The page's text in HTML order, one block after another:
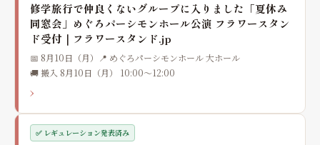
修学旅行で仲良くないグループに入りました「夏休み
同窓会」めぐろパーシモンホール公演 フラワースタン
ド受付｜フラワースタンド.jp
📅 8月10日（月）
📍 めぐろパーシモンホール 大ホール
🚚 搬入 8月10日（月） 10:00〜12:00
›
✅ レギュレーション発表済み